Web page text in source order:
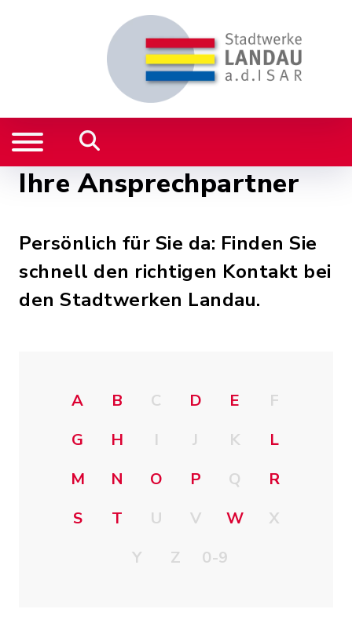
Ihre Ansprechpartner
Persönlich für Sie da: Finden Sie
schnell den richtigen Kontakt bei
den Stadtwerken Landau.
A B C D E
F
G
H I J K
L
M
N O P Q
R
S
T U V W
X
Y
Z 0-9